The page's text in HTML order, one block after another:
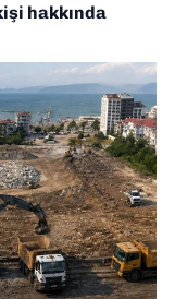
hakkında